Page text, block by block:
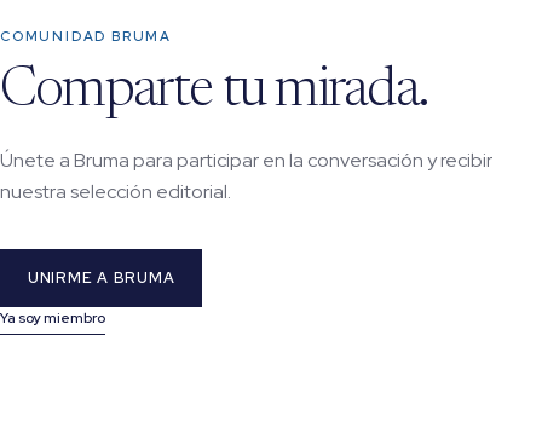
COMUNIDAD BRUMA
Comparte tu mirada.
Únete a Bruma para participar en la conversación y recibir
nuestra selección editorial.
UNIRME A BRUMA
Ya soy miembro